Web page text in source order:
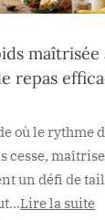
maîtrisée
repas
où le rythme
cesse,
un défi de
Lire la suite